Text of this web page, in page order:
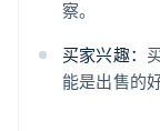
察。
买家兴趣：
能是出售的